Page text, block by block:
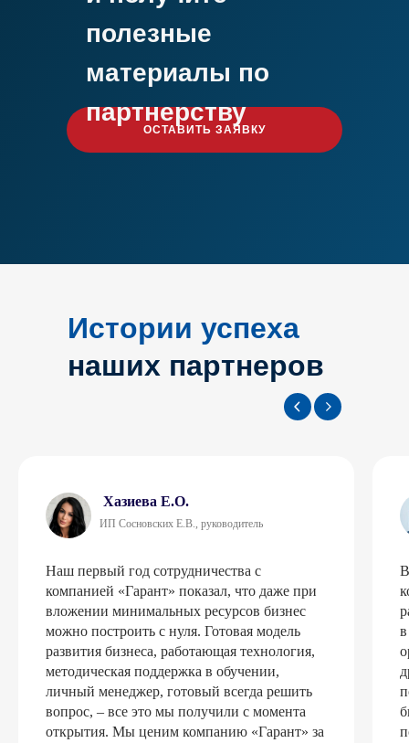
ОСТАВИТЬ ЗАЯВКУ
полезные
материалы по
партнерству
Истории успеха
наших партнеров
Хазиева Е.О.
ИП Сосновских Е.В., руководитель
Наш первый год сотрудничества с
компанией «Гарант» показал, что даже при
вложении минимальных ресурсов бизнес
можно построить с нуля. Готовая модель
развития бизнеса, работающая технология,
методическая поддержка в обучении,
личный менеджер, готовый всегда решить
вопрос, – все это мы получили с момента
открытия. Мы ценим компанию «Гарант» за